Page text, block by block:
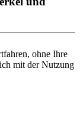
ohne Ihre
mit der Nutzung